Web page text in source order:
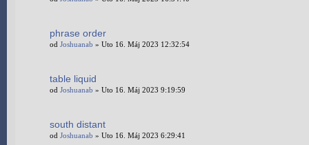
phrase order
od Joshuanab » Uto 16. Máj 2023 12:32:54
table liquid
od Joshuanab » Uto 16. Máj 2023 9:19:59
south distant
od Joshuanab » Uto 16. Máj 2023 6:29:41